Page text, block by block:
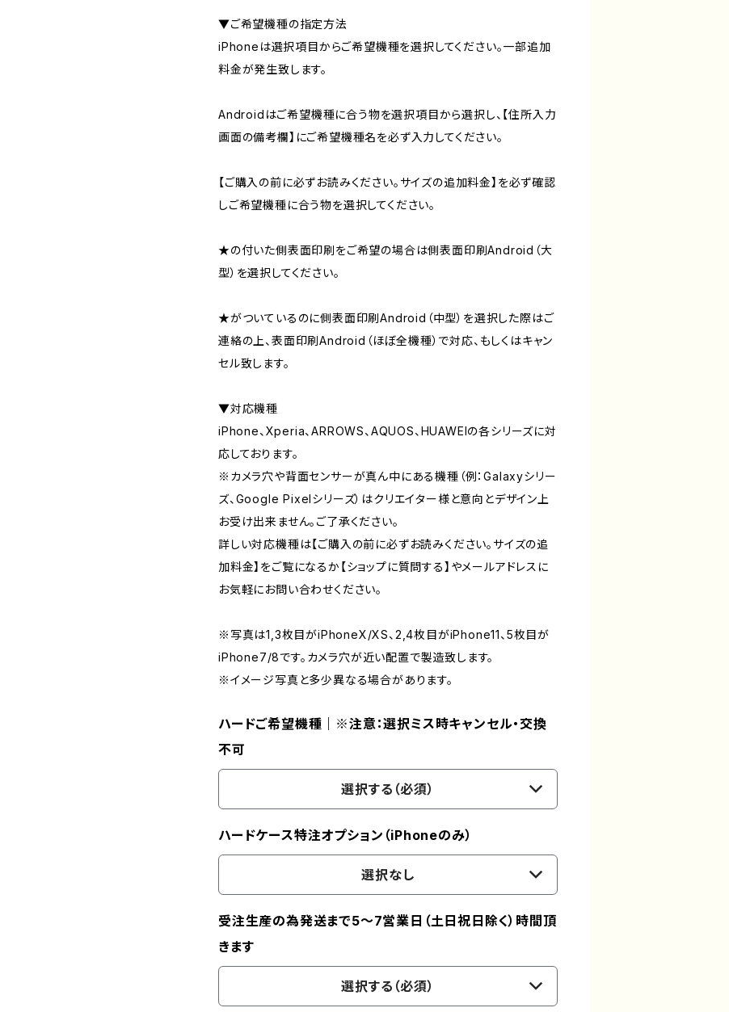
▼ご希望機種の指定方法
iPhoneは選択項目からご希望機種を選択してください。一部追加
料金が発生致します。
Androidはご希望機種に合う物を選択項目から選択し、【住所入力
画面の備考欄】にご希望機種名を必ず入力してください。
【ご購入の前に必ずお読みください。サイズの追加料金】を必ず確認
しご希望機種に合う物を選択してください。
★の付いた側表面印刷をご希望の場合は側表面印刷Android（大
型）を選択してください。
★がついているのに側表面印刷Android（中型）を選択した際はご
連絡の上、表面印刷Android（ほぼ全機種）で対応、もしくはキャン
セル致します。
▼対応機種
iPhone、Xperia、ARROWS、AQUOS、HUAWEIの各シリーズに対
応しております。
※カメラ穴や背面センサーが真ん中にある機種（例：Galaxyシリー
ズ、Google Pixelシリーズ）はクリエイター様と意向とデザイン上
お受け出来ません。ご了承ください。
詳しい対応機種は【ご購入の前に必ずお読みください。サイズの追
加料金】をご覧になるか【ショップに質問する】やメールアドレスに
お気軽にお問い合わせください。
※写真は1,3枚目がiPhoneX/XS、2,4枚目がiPhone11、5枚目が
iPhone7/8です。カメラ穴が近い配置で製造致します。
※イメージ写真と多少異なる場合があります。
ハードご希望機種｜※注意：選択ミス時キャンセル・交換
不可
選択する（必須）
ハードケース特注オプション（iPhoneのみ）
選択なし
受注生産の為発送まで5～7営業日（土日祝日除く）時間頂
きます
選択する（必須）